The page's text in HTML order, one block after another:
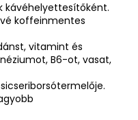
kávéhelyettesítőként.
koffeinmentes
vitamint és
B6-ot, vasat,